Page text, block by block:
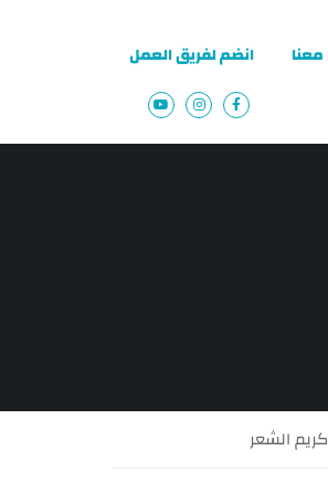
انضم لفريق العمل
الشعر